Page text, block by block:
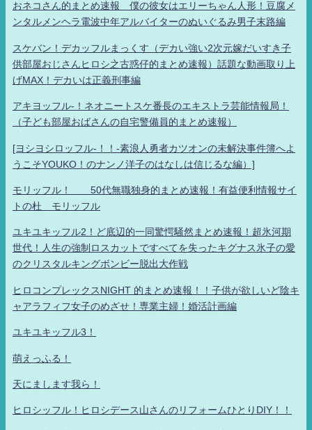
おネコさん的まとめ速報 僕の彼女はエリーちゃん人形！豆腐メ
ンタルメンヘラ電波中年アルバイターのぬいぐるみ男子末路編
スケバン！デカッフルまっくす（デカい強い2次元嫁だいすき子
供部屋おじさんヒロシ之古惑仔的まとめ速報）話題な動画取り上
げMAX！デカいは正義刑事編
アキヨッフル-！ネオニートスケ番長のエキストラ芸能情報局！
（子ども部屋おばさんの自宅警備員的まとめ速報）
[ヨシヨシロッフル-！！-素浪人勇者カツオンの未解決事件簿へよ
うこそYOUKO！のナンノ洋子のはなしは信じるな編）]
モリッフル！ 50代無職独身的まとめ速報！有益便利情報サイ
トの杜 モリッフル
ユキユキッフル2！ど底辺的一同驚愕騒然まとめ速報！超氷河期
世代！人生の強制ロスカットですべてを失ったキグナス氷子の愛
のクリスタルキングボンビー脱出大作戦
ヒロコンプレックスNIGHT 的まとめ速報！！子供が欲しいど陰キ
ャアラフィフ女子のめざせ！専業主婦！婚活計画編
ユキユキッフル3！
萌えっふる！
天にまします我ら！
ヒロシッフル！ヒロシデース山さんのリフォームひとりDIY！！